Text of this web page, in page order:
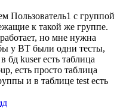
Пользователь1 с группой
к такой же группе.
но мне нужна
у ВТ были одни тесты,
kuser есть таблица
есть просто таблица
и в таблице test есть